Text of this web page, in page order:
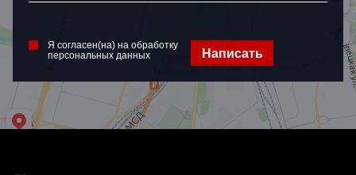
Я согласен(на) на обработку
персональных данных
Написать